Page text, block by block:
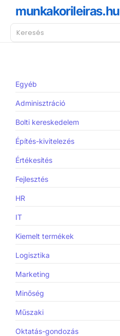
munkakorileiras.hu
Egyéb
Adminisztráció
Bolti kereskedelem
Építés-kivitelezés
Értékesítés
Fejlesztés
HR
IT
Kiemelt termékek
Logisztika
Marketing
Minőség
Műszaki
Oktatás-gondozás